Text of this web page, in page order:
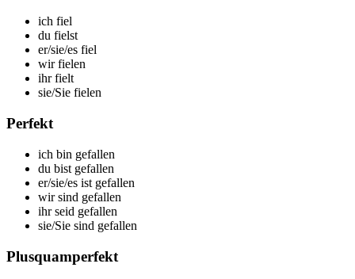
ich fiel
du fielst
er/sie/es fiel
wir fielen
ihr fielt
sie/Sie fielen
Perfekt
ich bin gefallen
du bist gefallen
er/sie/es ist gefallen
wirsind gefallen
ihrseid gefallen
sie/Sie sind gefallen
Plusquamperfekt